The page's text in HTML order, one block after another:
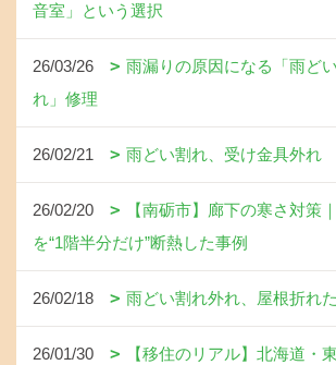
音室」という選択
26/03/26
雨漏りの原因になる「雨ど
れ」修理
26/02/21 雨どい割れ、受け金具外れ
26/02/20
【南砺市】廊下の寒さ対策
を“1階半分だけ”断熱した事例
26/02/18 雨どい割れ外れ、屋根折れた
26/01/30
【移住のリアル】北海道・